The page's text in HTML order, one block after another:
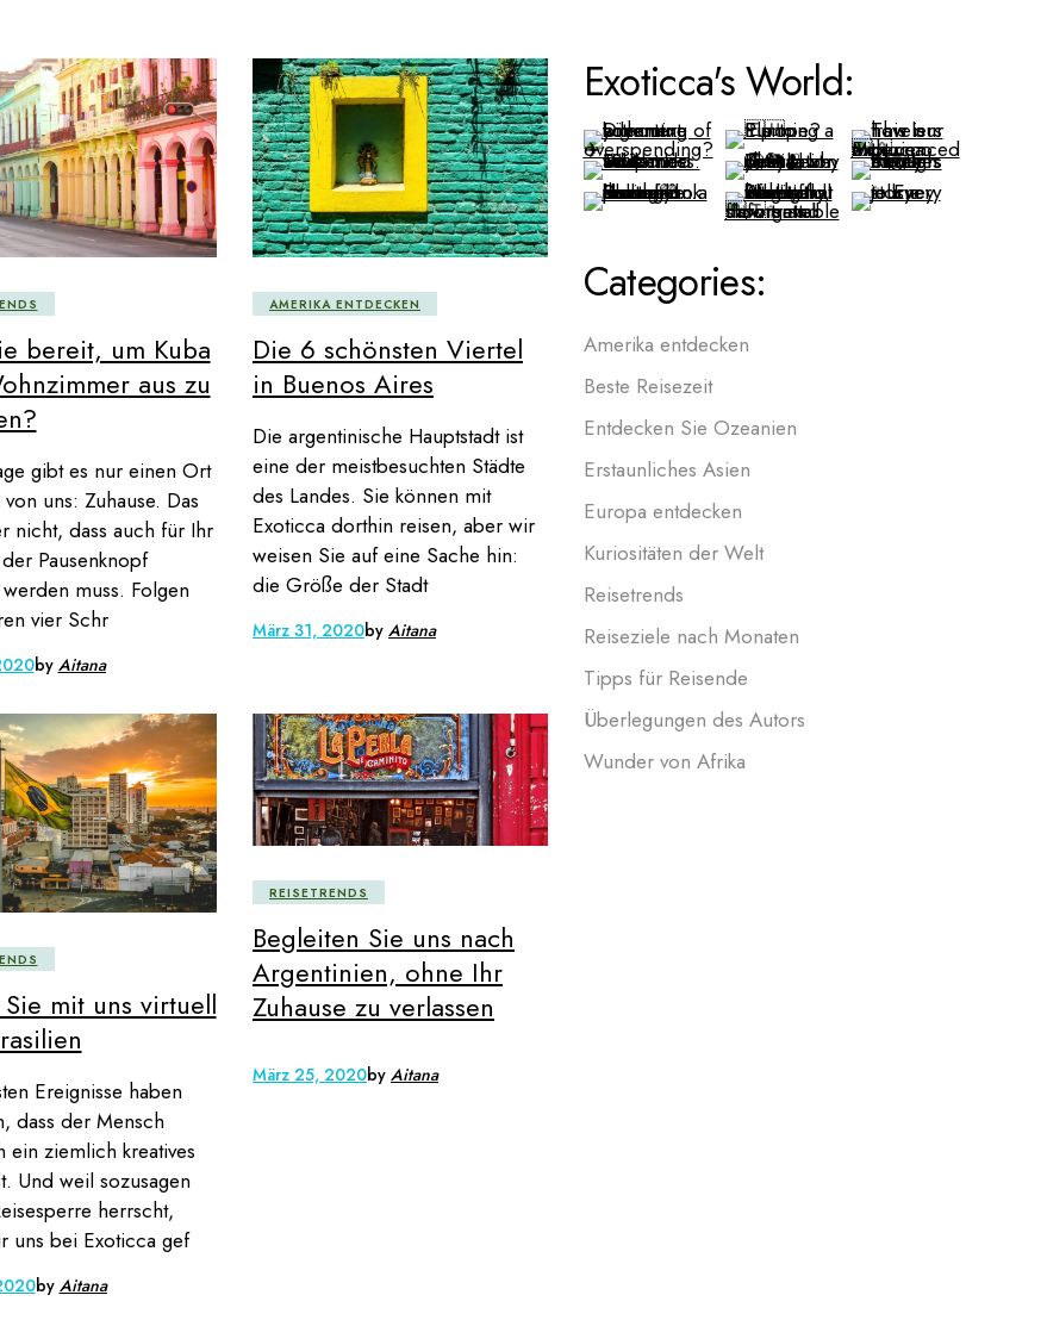
bereit, um Kuba
aus zu
gibt es nur einen Ort
uns: Zuhause. Das
nicht, dass auch für Ihr
Pausenknopf
muss. Folgen
vier Schr
by Aitana
AMERIKA ENTDECKEN
Die 6 schönsten Viertel
in Buenos Aires
Die argentinische Hauptstadt ist
eine der meistbesuchten Städte
des Landes. Sie können mit
Exoticca dorthin reisen, aber wir
weisen Sie auf eine Sache hin:
die Größe der Stadt
März 31, 2020by Aitana
Sie mit uns virtuell
Ereignisse haben
dass der Mensch
ein ziemlich kreatives
Und weil sozusagen
herrscht,
uns bei Exoticca gef
by Aitana
REISETRENDS
Begleiten Sie uns nach
Argentinien, ohne Ihr
Zuhause zu verlassen
März 25, 2020by Aitana
Exoticca's World:
Categories:
Amerika entdecken
Beste Reisezeit
Entdecken Sie Ozeanien
Erstaunliches Asien
Europa entdecken
Kuriositäten der Welt
Reisetrends
Reiseziele nach Monaten
Tipps für Reisende
Überlegungen des Autors
Wunder von Afrika